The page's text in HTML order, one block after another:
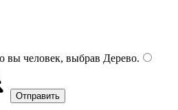
вы человек, выбрав Дерево.